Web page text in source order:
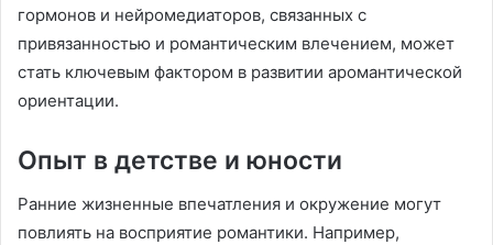
гормонов и нейромедиаторов, связанных с
привязанностью и романтическим влечением, может
стать ключевым фактором в развитии аромантической
ориентации.
Опыт в детстве и юности
Ранние жизненные впечатления и окружение могут
повлиять на восприятие романтики. Например,